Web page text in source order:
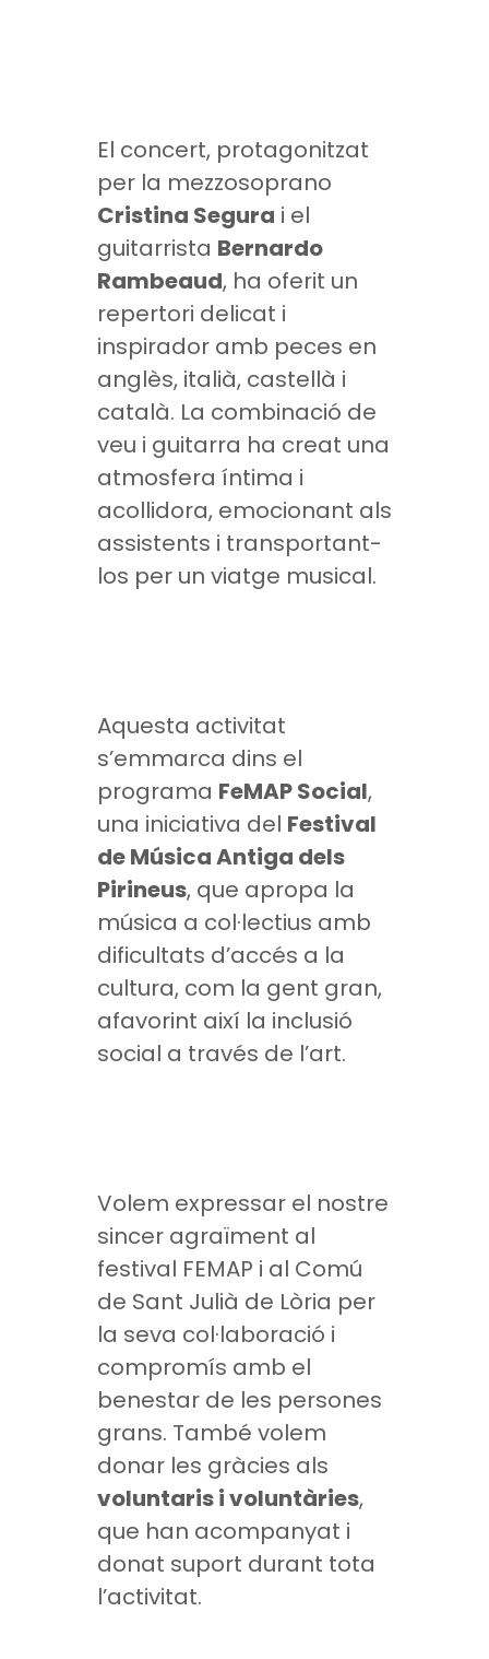
El concert, protagonitzat
per la mezzosoprano
Cristina Segura i el
guitarrista Bernardo
Rambeaud, ha oferit un
repertori delicat i
inspirador amb peces en
anglès, italià, castellà i
català. La combinació de
veu i guitarra ha creat una
atmosfera íntima i
acollidora, emocionant als
assistents i transportant-
los per un viatge musical.
Aquesta activitat
s’emmarca dins el
programa FeMAP Social,
una iniciativa del Festival
de Música Antiga dels
Pirineus, que apropa la
música a col·lectius amb
dificultats d’accés a la
cultura, com la gent gran,
afavorint així la inclusió
social a través de l’art.
Volem expressar el nostre
sincer agraïment al
festival FEMAP i al Comú
de Sant Julià de Lòria per
la seva col·laboració i
compromís amb el
benestar de les persones
grans. També volem
donar les gràcies als
voluntaris i voluntàries,
que han acompanyat i
donat suport durant tota
l’activitat.